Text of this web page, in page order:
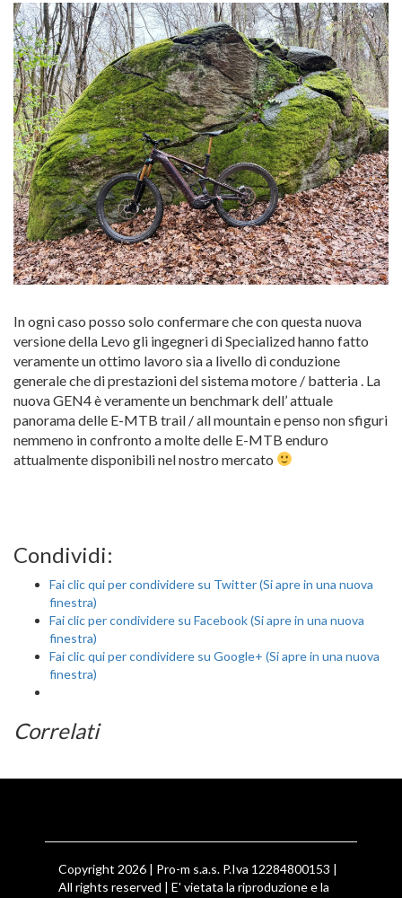
In ogni caso posso solo confermare che con questa nuova
versione della Levo gli ingegneri di Specialized hanno fatto
veramente un ottimo lavoro sia a livello di conduzione
generale che di prestazioni del sistema motore / batteria . La
nuova GEN4 è veramente un benchmark dell’ attuale
panorama delle E-MTB trail / all mountain e penso non sfiguri
nemmeno in confronto a molte delle E-MTB enduro
attualmente disponibili nel nostro mercato
Condividi:
Fai clic qui per condividere su Twitter (Si apre in una nuova
finestra)
Fai clic per condividere su Facebook (Si apre in una nuova
finestra)
Fai clic qui per condividere su Google+ (Si apre in una nuova
finestra)
Correlati
Copyright 2026 | Pro-m s.a.s. P.Iva 12284800153 |
All rights reserved | E' vietata la riproduzione e la